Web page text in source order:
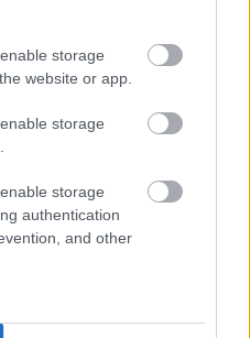
storage
website or app.
storage
storage
authentication
and other
wszystkie powiązane newsy
|ITA TOOLS Stal Mielec
Stal Rzeszów|Stal Mielec
Stalowa Wola|Wisła Kraków